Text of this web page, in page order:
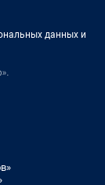
данных и